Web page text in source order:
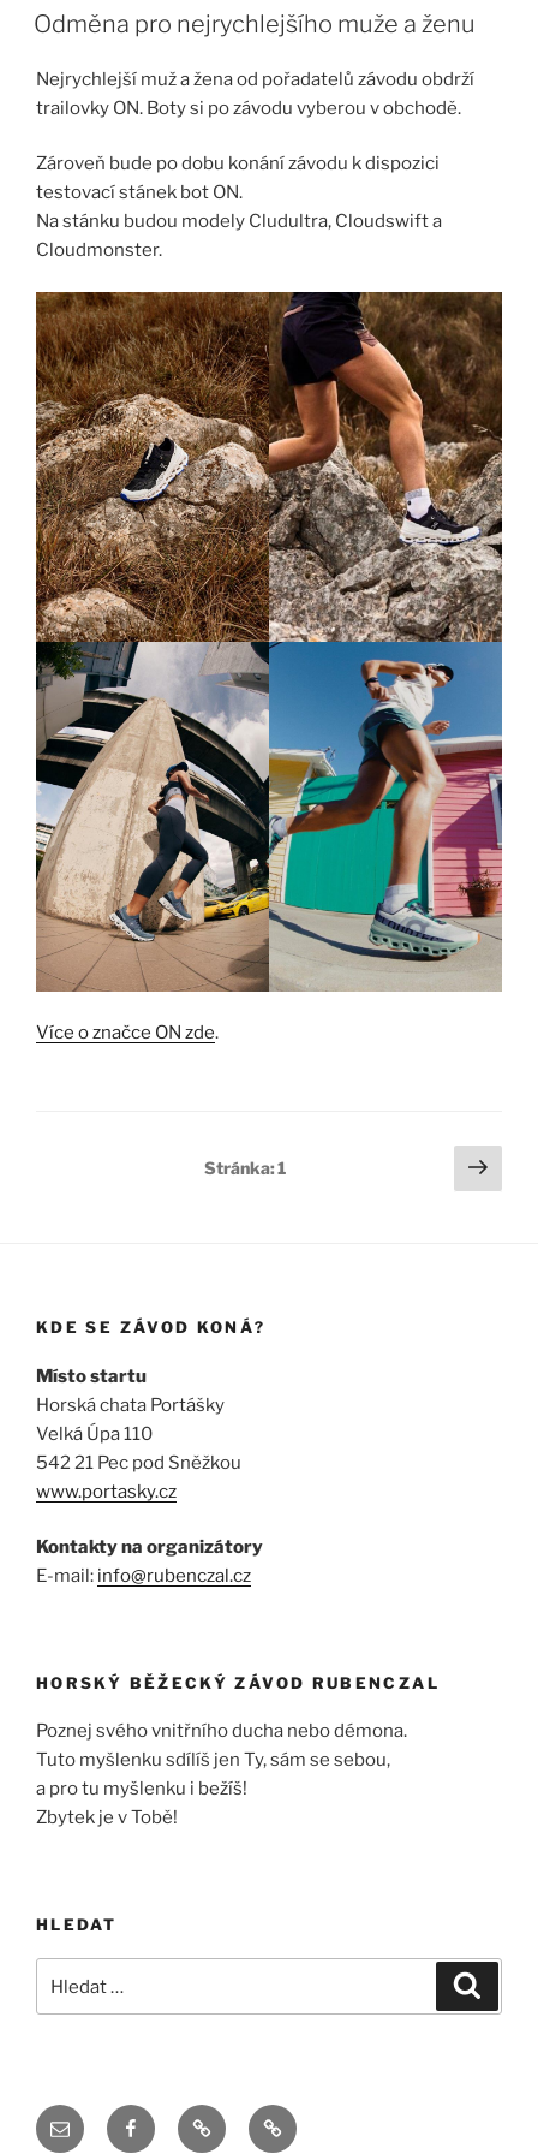
Odměna pro nejrychlejšího muže a ženu
Nejrychlejší muž a žena od pořadatelů závodu obdrží
trailovky ON. Boty si po závodu vyberou v obchodě.
Zároveň bude po dobu konání závodu k dispozici
testovací stánek bot ON.
Na stánku budou modely Cludultra, Cloudswift a
Cloudmonster.
Více o značce ON zde.
Stránka:1
Další
KDE SE ZÁVOD KONÁ?
Místo startu
Horská chata Portášky
Velká Úpa 110
542 21 Pec pod Sněžkou
www.portasky.cz
Kontakty na organizátory
E-mail: info@rubenczal.cz
HORSKÝ BĚŽECKÝ ZÁVOD RUBENCZAL
Poznej svého vnitřního ducha nebo démona.
Tuto myšlenku sdílíš jen Ty, sám se sebou,
a pro tu myšlenku i bežíš!
Zbytek je v Tobě!
HLEDAT
Email FacebookTwitter Instagram